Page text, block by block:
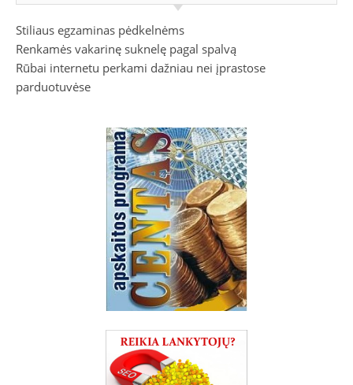
Stiliaus egzaminas pėdkelnėms
Renkamės vakarinę suknelę pagal spalvą
Rūbai internetu perkami dažniau nei įprastose
parduotuvėse